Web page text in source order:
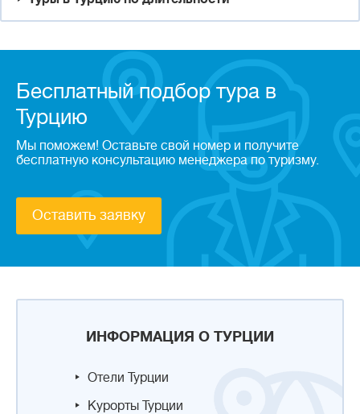
ИНФОРМАЦИЯ О ТУРЦИИ
Отели Турции
Курорты Турции
Бесплатный подбор тура в
Турцию
Мы поможем! Оставьте свой номер и получите
бесплатную консультацию менеджера по туризму.
Оставить заявку